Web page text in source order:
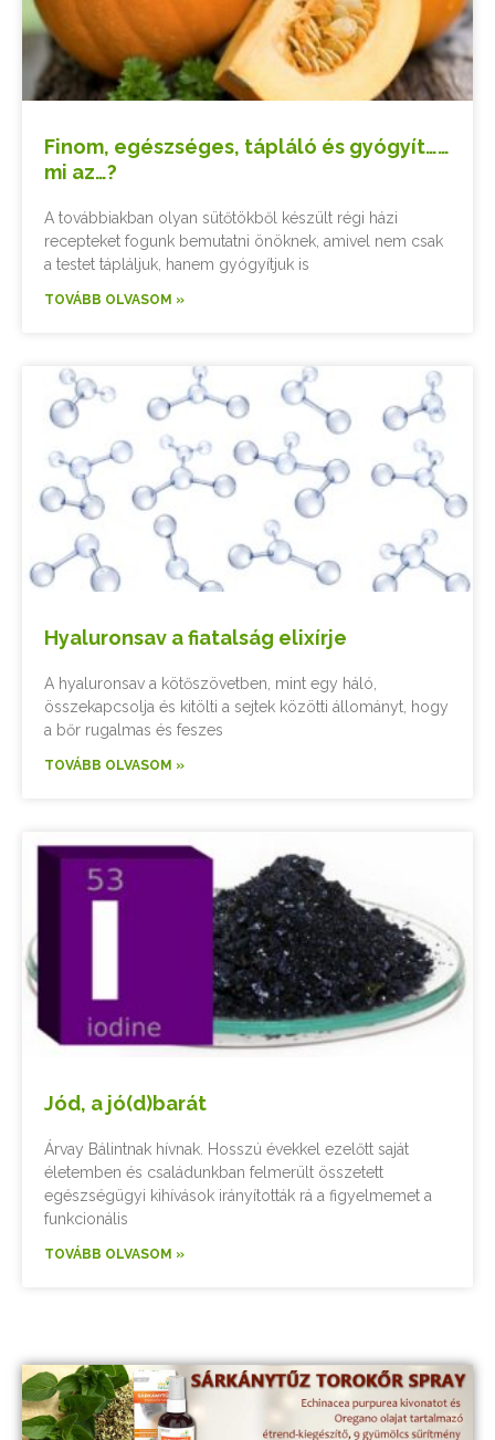
Finom, egészséges, tápláló és gyógyít……
mi az…?
A továbbiakban olyan sütőtökből készült régi házi
recepteket fogunk bemutatni önöknek, amivel nem csak
a testet tápláljuk, hanem gyógyítjuk is
TOVÁBB OLVASOM »
Hyaluronsav a fiatalság elixírje
A hyaluronsav a kötőszövetben, mint egy háló,
összekapcsolja és kitölti a sejtek közötti állományt, hogy
a bőr rugalmas és feszes
TOVÁBB OLVASOM »
Jód, a jó(d)barát
Árvay Bálintnak hívnak. Hosszú évekkel ezelőtt saját
életemben és családunkban felmerült összetett
egészségügyi kihívások irányították rá a figyelmemet a
funkcionális
TOVÁBB OLVASOM »